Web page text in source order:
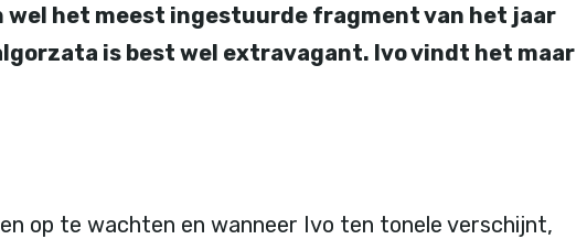
wel het meest ingestuurde fragment van het jaar
is best wel extravagant. Ivo vindt het maar
op te wachten en wanneer Ivo ten tonele verschijnt,